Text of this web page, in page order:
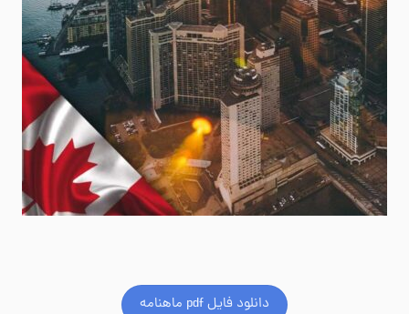
دانلود فایل pdf ماهنامه